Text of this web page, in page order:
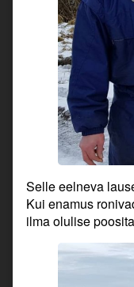
Selle eelneva
Kui enamus
ilma olulise